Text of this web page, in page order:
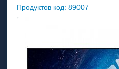
Продуктов код:89007